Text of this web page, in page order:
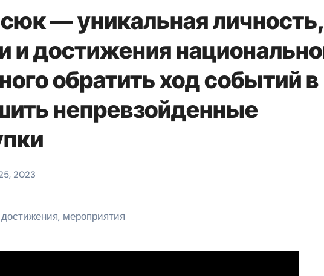
— уникальная личность,
и достижения
обратить ход событий в
непревзойденные
2023